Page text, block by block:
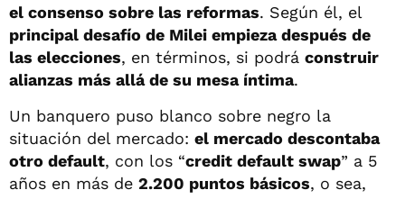
el consenso sobre las reformas. Según él, el
principal desafío de Milei empieza después de
las elecciones, en términos, si podrá construir
alianzas más allá de su mesa íntima.
Un banquero puso blanco sobre negro la
situación del mercado: el mercado descontaba
otro default, con los “credit default swap” a 5
años en más de 2.200 puntos básicos, o sea,